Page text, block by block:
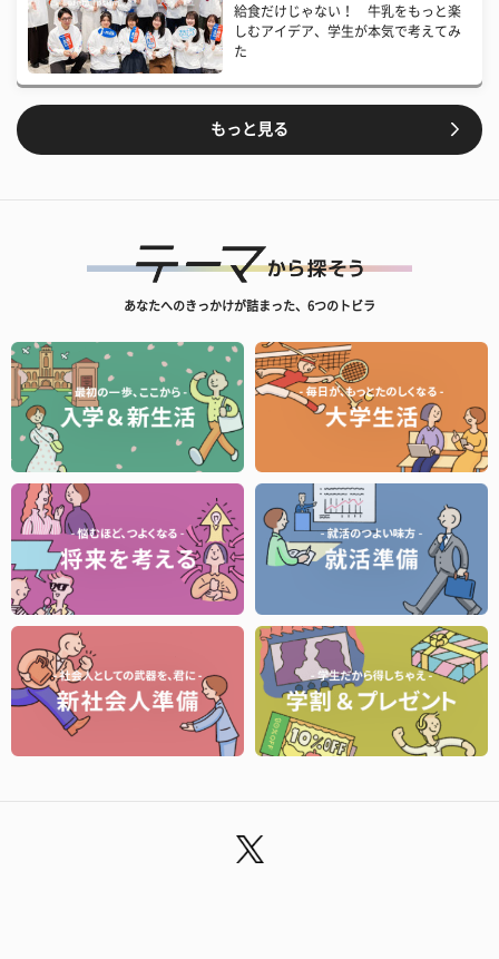
給食だけじゃない！ 牛乳をもっと楽
しむアイデア、学生が本気で考えてみ
た
もっと見る
あなたへのきっかけが詰まった、6つのトビラ